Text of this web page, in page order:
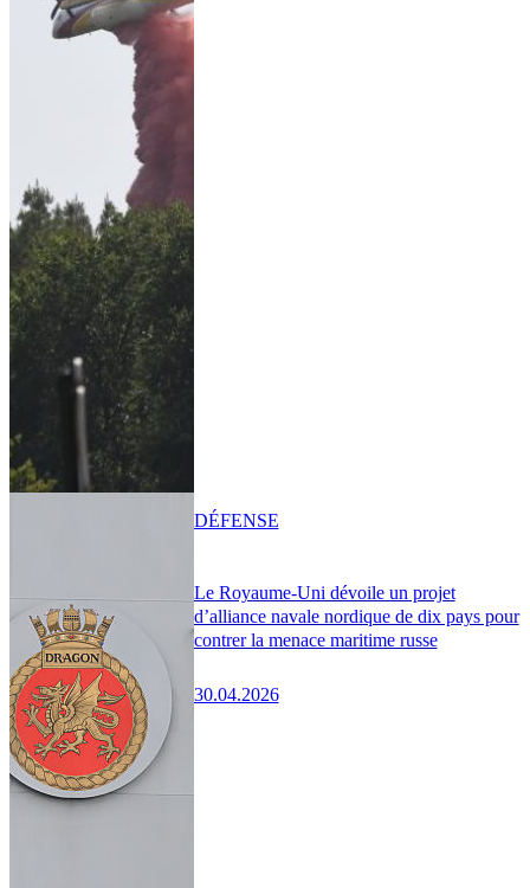
Le Royaume-Uni dévoile un projet
d’alliance navale nordique de dix pays pour
contrer la menace maritime russe
30.04.2026
DÉFENSE